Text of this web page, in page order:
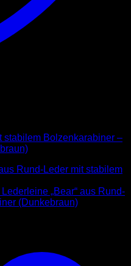
stabilem Bolzenkarabiner –